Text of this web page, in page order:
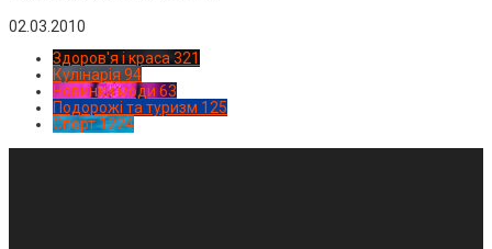
02.03.2010
Здоров'я і краса 321
Кулінарія 94
Новинки моди 63
Подорожі та туризм 125
Спорт1224